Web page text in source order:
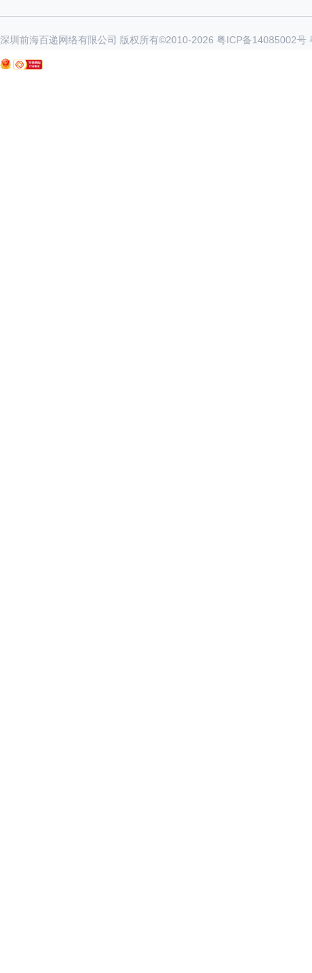
深圳前海百递网络有限公司 版权所有©2010-2026 粤ICP备14085002号